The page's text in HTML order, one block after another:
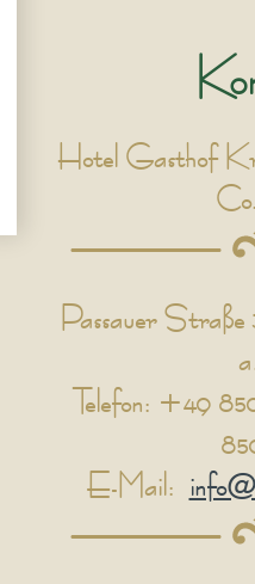
Hotel Gasthof
Passauer Straße
Telefon: +49
E-Mail: